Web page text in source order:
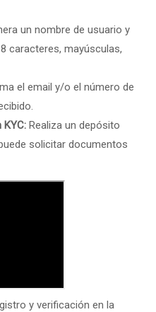
un nombre de usuario y
caracteres, mayúsculas,
el email y/o el número de
Realiza un depósito
solicitar documentos
y verificación en la